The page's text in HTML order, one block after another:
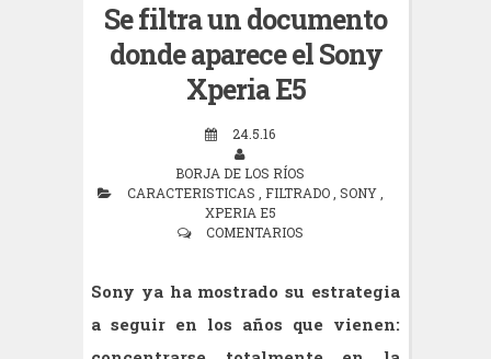
Se filtra un documento
donde aparece el Sony
Xperia E5
24.5.16
BORJA DE LOS RÍOS
CARACTERISTICAS
FILTRADO SONY
XPERIA E5
COMENTARIOS
Sony ya ha mostrado su estrategia
a seguir en los años que vienen: